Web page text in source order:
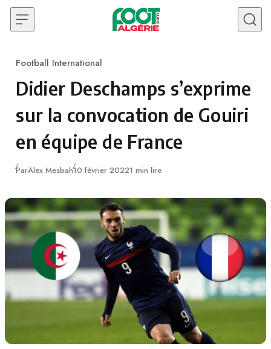
Skip to content
Category
Football International
Didier Deschamps s’exprime
sur la convocation de Gouiri
en équipe de France
ParAlex MesbahPublié
10 février 20221 min lire